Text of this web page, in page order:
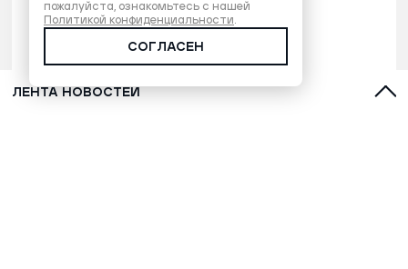
ЛЕНТА НОВОСТЕЙ
пожалуйста, ознакомьтесь с нашей
Политикой конфиденциальности.
СОГЛАСЕН